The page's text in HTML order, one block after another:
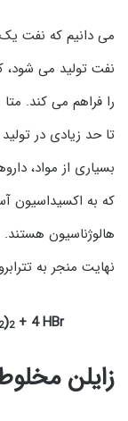
می دانیم که نفت یک
نفت تولید می شود،
را فراهم می کند.
تا حد زیادی در
بسیاری از مواد،
که به اکسیداسیون
هالوژناسیون
نهایت منجر به
2)2+ 4 HBr
زایلن